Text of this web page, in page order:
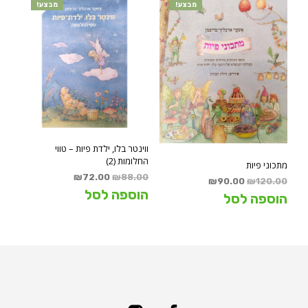
מבצע!
מתכוני פיות
₪120.00
המחיר
המקורי
היה:
₪90.00
המחיר
הוספה לסל
מבצע!
ווינטר בלו, ילדת פיות – טווי
החלומות (2)
₪88.00
המחיר
המקורי
היה:
₪72.00
המחיר
הוספה לסל